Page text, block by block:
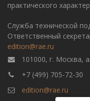
практического
Служба технической
Ответственный
edition@rae.ru
101000, г. Москва,
+7 (499) 705-72-30
edition@rae.ru